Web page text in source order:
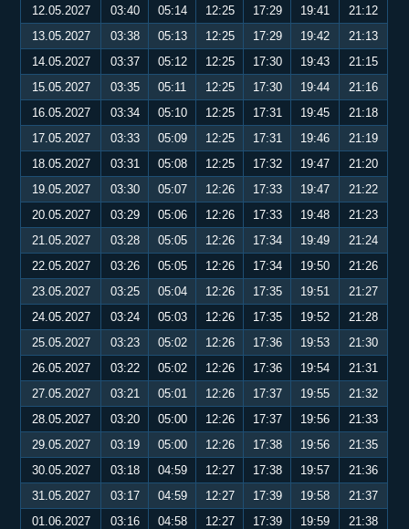
12.05.2027
03:40 05:14 12:25 17:29 19:41
21:12
13.05.2027
03:38 05:13 12:25 17:29 19:42
21:13
14.05.2027
03:37 05:12 12:25 17:30 19:43
21:15
15.05.2027
03:35 05:11 12:25 17:30 19:44
21:16
16.05.2027
03:34 05:10 12:25 17:31 19:45
21:18
17.05.2027
03:33 05:09 12:25 17:31 19:46
21:19
18.05.2027
03:31 05:08 12:25 17:32 19:47
21:20
19.05.2027
03:30 05:07 12:26 17:33 19:47
21:22
20.05.2027
03:29 05:06 12:26 17:33 19:48
21:23
21.05.2027
03:28 05:05 12:26 17:34 19:49
21:24
22.05.2027
03:26 05:05 12:26 17:34 19:50
21:26
23.05.2027
03:25 05:04 12:26 17:35 19:51
21:27
24.05.2027
03:24 05:03 12:26 17:35 19:52
21:28
25.05.2027
03:23 05:02 12:26 17:36 19:53
21:30
26.05.2027
03:22 05:02 12:26 17:36 19:54
21:31
27.05.2027
03:21 05:01 12:26 17:37 19:55
21:32
28.05.2027
03:20 05:00 12:26 17:37 19:56
21:33
29.05.2027
03:19 05:00 12:26 17:38 19:56
21:35
30.05.2027
03:18 04:59 12:27 17:38 19:57
21:36
31.05.2027
03:17 04:59 12:27 17:39 19:58
21:37
01.06.2027
03:16 04:58 12:27 17:39 19:59
21:38